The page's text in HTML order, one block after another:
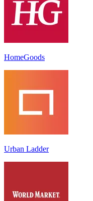
HomeGoods
Urban Ladder